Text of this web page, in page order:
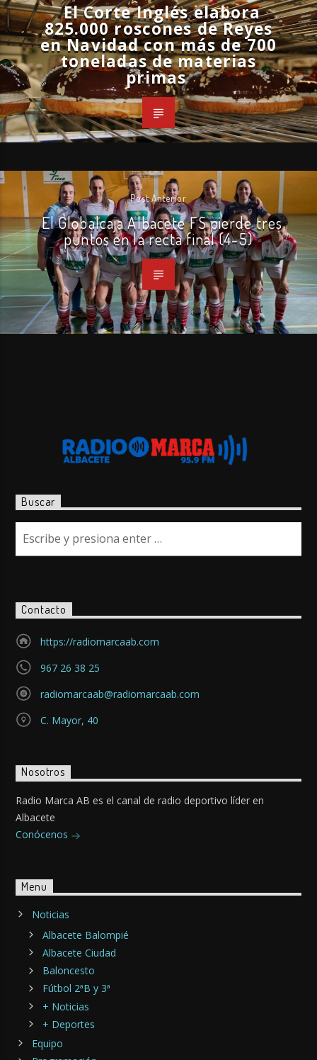
El Corte Inglés elabora
825.000 roscones de Reyes
en Navidad con más de 700
toneladas de materias
primas
Post Anterior
El Globalcaja Albacete FS pierde tres
puntos en la recta final (4-5)
Buscar
Contacto
https://radiomarcaab.com
967 26 38 25
radiomarcaab@radiomarcaab.com
C. Mayor, 40
Nosotros
Radio Marca AB es el canal de radio deportivo líder en
Albacete
Conócenos
Menu
Noticias
Albacete Balompié
Albacete Ciudad
Baloncesto
Fútbol 2ªB y 3ª
+ Noticias
+ Deportes
Equipo